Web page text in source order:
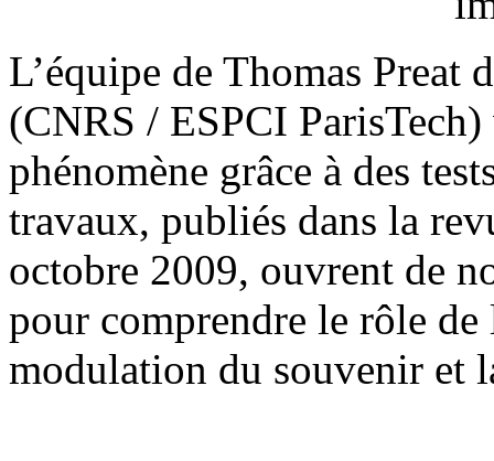
L’équipe de Thomas
(CNRS / ESPCI
phénomène grâce à des
travaux, publiés dans la
octobre 2009, ouvrent de
pour comprendre le rôle
modulation du souvenir et